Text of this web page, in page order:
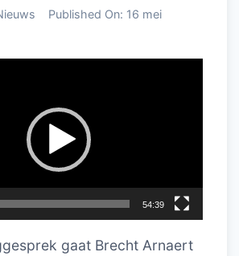
Published On: 16 mei
54:39
gaat Brecht Arnaert